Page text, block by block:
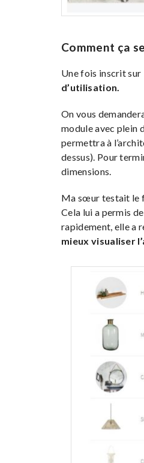
Comment ça
Une fois inscrit sur
d’utilisation.
On vous
module avec plein
permettra à
dessus). Pour
dimensions.
Ma sœur testait le
Cela lui a permis
rapidement, elle a
mieux visualiser